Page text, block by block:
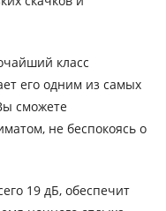
класс
его одним из самых
сможете
не беспокоясь о
19 дБ, обеспечит